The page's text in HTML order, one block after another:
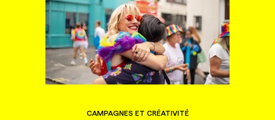
CAMPAGNES ET CRÉATIVITÉ